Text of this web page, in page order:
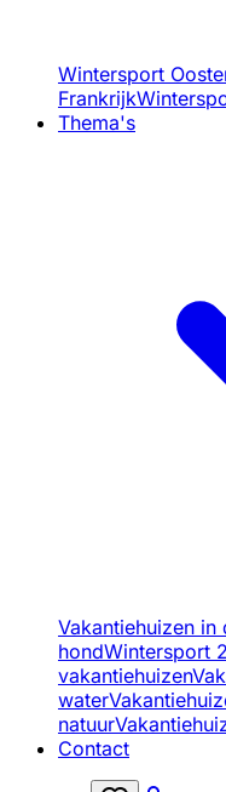
Wintersport
Frankrijk
Thema's
Vakantiehuizen in
hondWintersport
vakantiehuizen
water
natuur
Contact